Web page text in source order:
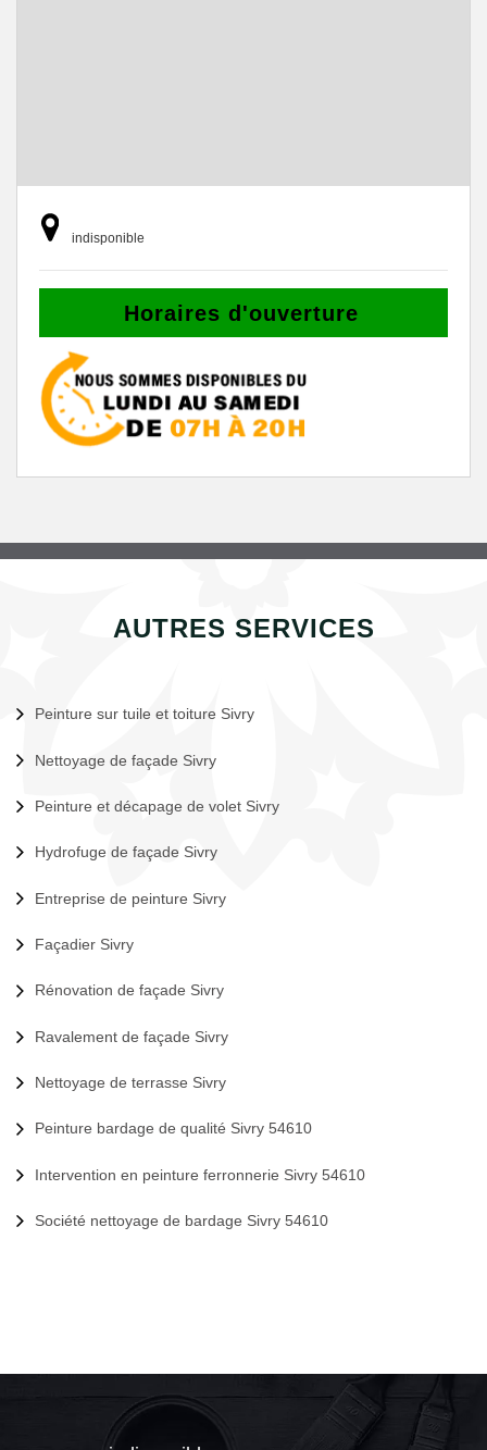
indisponible
Horaires d'ouverture
AUTRES SERVICES
Peinture sur tuile et toiture Sivry
Nettoyage de façade Sivry
Peinture et décapage de volet Sivry
Hydrofuge de façade Sivry
Entreprise de peinture Sivry
Façadier Sivry
Rénovation de façade Sivry
Ravalement de façade Sivry
Nettoyage de terrasse Sivry
Peinture bardage de qualité Sivry 54610
Intervention en peinture ferronnerie Sivry 54610
Société nettoyage de bardage Sivry 54610